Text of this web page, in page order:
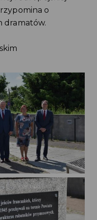
o
dramatów.